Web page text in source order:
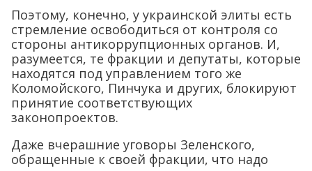
Поэтому, конечно, у украинской элиты есть
стремление освободиться от контроля со
стороны антикоррупционных органов. И,
разумеется, те фракции и депутаты, которые
находятся под управлением того же
Коломойского, Пинчука и других, блокируют
принятие соответствующих
законопроектов.
Даже вчерашние уговоры Зеленского,
обращенные к своей фракции, что надо